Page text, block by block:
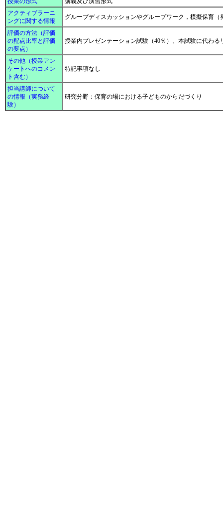
アクティブラーニ
ングに関する情報
グループディスカッションやグループワーク，模擬保育
評価の方法（評価
の配点比率と評価
の要点）
授業内プレゼンテーション試験（40％）、本試験に代わ
その他（授業アン
ケートへのコメン
ト含む）
特記事項なし
担当講師について
の情報（実務経
験）
研究分野：保育の場における子どものからだづくり